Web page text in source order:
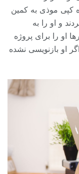
کپی موذی به کمین
و او را به
او را برای پروژه
او بازنویسی نشده